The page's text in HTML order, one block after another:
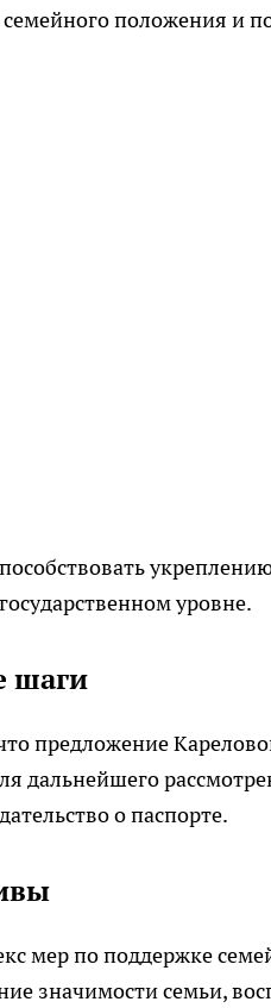
положения и
уровне.
шаги
предложение
дальнейшего
о паспорте.
мер по поддержке
значимости семьи,